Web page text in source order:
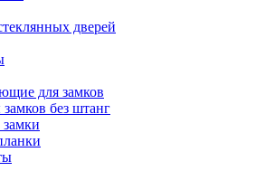
дверей
для замков
без штанг